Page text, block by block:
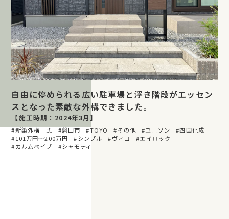
自由に停められる広い駐車場と浮き階段がエッセン
スとなった素敵な外構できました。
【施工時期：2024年3月】
新築外構一式 磐田市 TOYO その他 ユニソン
四国化成
101万円〜200万円
シンプル ヴィコ
エイロック
カルムペイブ
シャモティ